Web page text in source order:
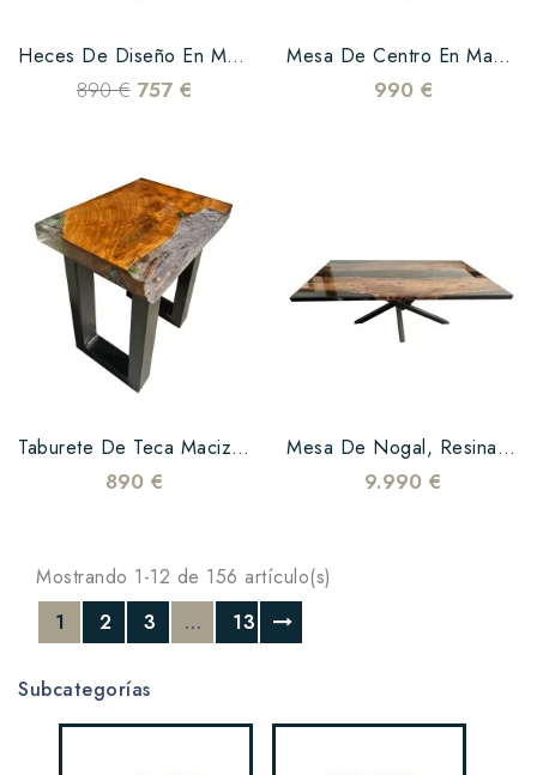
Heces De Diseño En Madera De Roble Y Resina Blanca
890 € 757 €
Mesa De Centro En Madera De Teca Y Resina Epoxi Verde
990 €
Taburete De Teca Maciza Y Resina Epoxi Transparente
890 €
Mesa De Nogal, Resina Epoxi Negra Y Pata De Mikado
9.990 €
Mostrando 1-12 de 156 artículo(s)
1
2 3 … 13
Subcategorías